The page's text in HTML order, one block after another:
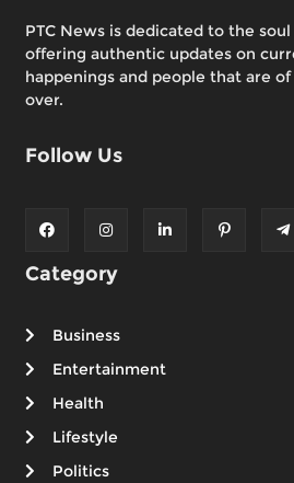
PTC News is dedicated to the
offering authentic updates on
happenings and people that are
over.
Follow Us
Category
Business
Entertainment
Health
Lifestyle
Politics